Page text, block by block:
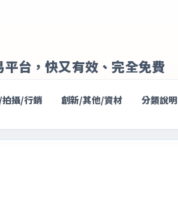
平台，快又有效、完全免費
攝/行銷 創新/其他/資材 分類說明